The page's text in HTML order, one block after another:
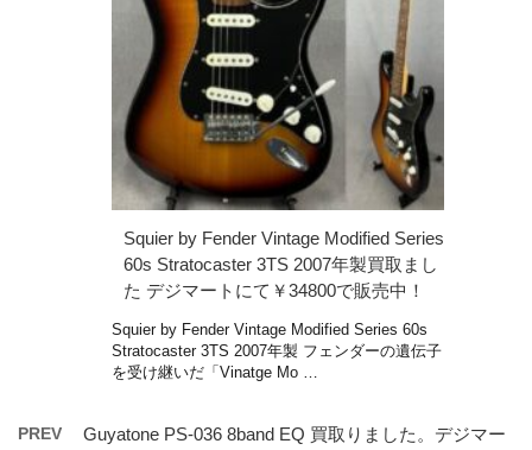
Squier by Fender Vintage Modified Series
60s Stratocaster 3TS 2007年製買取まし
た デジマートにて￥34800で販売中！
Squier by Fender Vintage Modified Series 60s
Stratocaster 3TS 2007年製 フェンダーの遺伝子
を受け継いだ「Vinatge Mo …
PREV
Guyatone PS-036 8band EQ 買取りました。デジマー